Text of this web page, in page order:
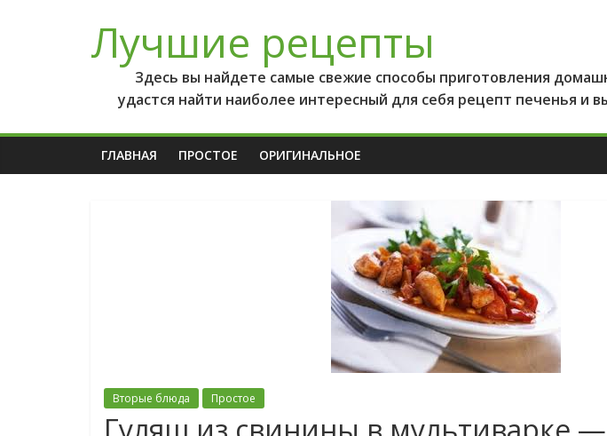
Лучшие рецепты
Здесь вы найдете самые свежие способы приготовления
удастся найти наиболее интересный для себя рецепт печенья
ГЛАВНАЯ ПРОСТОЕ ОРИГИНАЛЬНОЕ
Вторые блюда Простое